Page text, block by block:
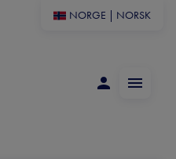
NORGE NORSK